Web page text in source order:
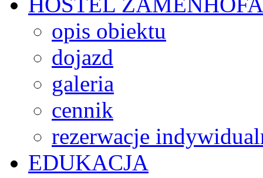
opis obiektu
dojazd
galeria
cennik
rezerwacje
EDUKACJA